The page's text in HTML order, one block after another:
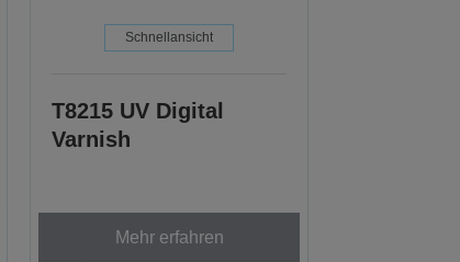
Schnellansicht
T8215 UV Digital
Varnish
Mehr erfahren